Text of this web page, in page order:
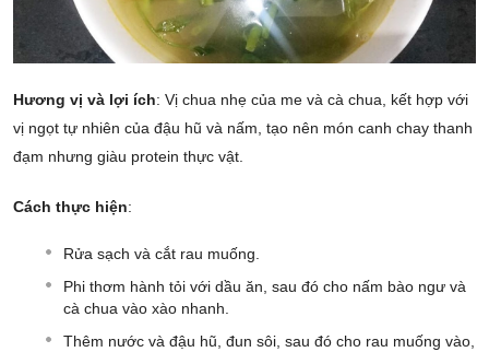
Hương vị và lợi ích: Vị chua nhẹ của me và cà chua, kết hợp với
vị ngọt tự nhiên của đậu hũ và nấm, tạo nên món canh chay thanh
đạm nhưng giàu protein thực vật.
Cách thực hiện:
Rửa sạch và cắt rau muống.
Phi thơm hành tỏi với dầu ăn, sau đó cho nấm bào ngư và
cà chua vào xào nhanh.
Thêm nước và đậu hũ, đun sôi, sau đó cho rau muống vào,